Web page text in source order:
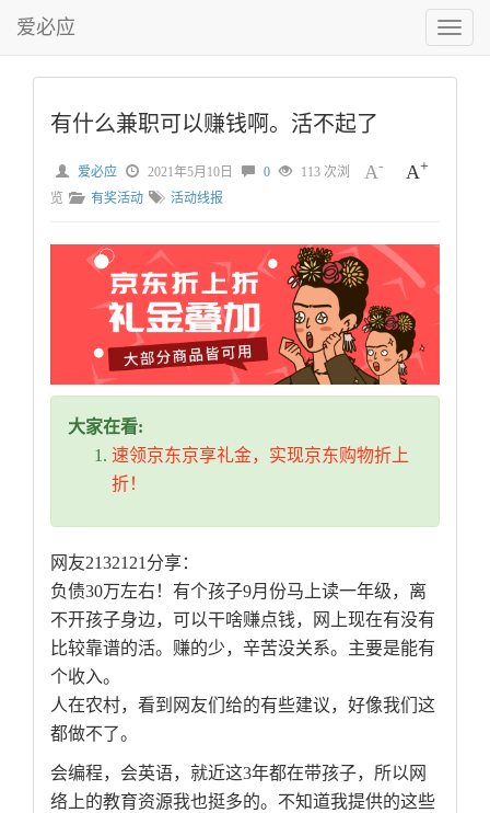
切
换
菜
爱必应
有什么兼职可以赚钱啊。活不起了
A- A+
爱必应 2021年5月10日 0
113 次浏
览
有奖活动 活动线报
大家在看:
速领京东京享礼金，实现京东购物折上
折！
网友2132121分享：
负债30万左右！有个孩子9月份马上读一年级，离
不开孩子身边，可以干啥赚点钱，网上现在有没有
比较靠谱的活。赚的少，辛苦没关系。主要是能有
个收入。
人在农村，看到网友们给的有些建议，好像我们这
都做不了。
会编程，会英语，就近这3年都在带孩子，所以网
络上的教育资源我也挺多的。不知道我提供的这些